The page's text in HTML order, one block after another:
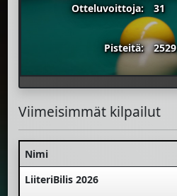
Otteluvoittoja:
31
Pisteitä:
2529
Viimeisimmät kilpailut
Nimi
LiiteriBilis 2026